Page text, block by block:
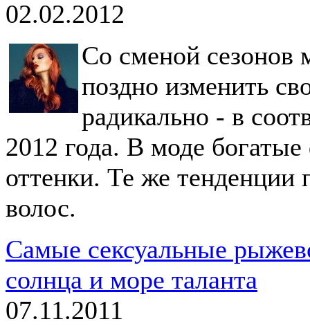
02.02.2012
Со сменой сезонов
поздно изменить
радикально - в
2012 года. В моде
оттенки. Те же
волос.
Самые сексуальные
солнца и море таланта
07.11.2011